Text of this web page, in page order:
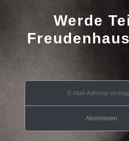
Werde